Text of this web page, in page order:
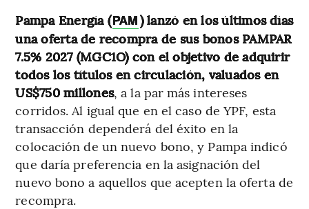
Pampa Energía (PAM) lanzó en los últimos días
una oferta de recompra de sus bonos PAMPAR
7.5% 2027 (MGC1O) con el objetivo de adquirir
todos los títulos en circulación, valuados en
US$750 millones, a la par más intereses
corridos. Al igual que en el caso de YPF, esta
transacción dependerá del éxito en la
colocación de un nuevo bono, y Pampa indicó
que daría preferencia en la asignación del
nuevo bono a aquellos que acepten la oferta de
recompra.